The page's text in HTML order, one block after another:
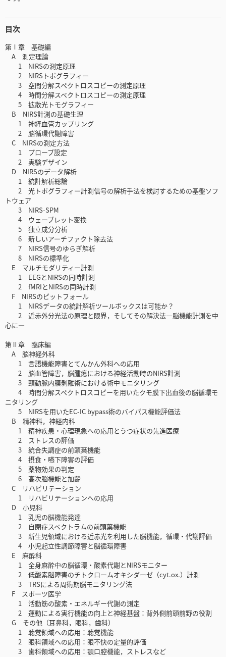
目次
第Ⅰ章 基礎編
A 測定理論
1 NIRSの測定原理
2 NIRSトポグラフィー
3 空間分解スペクトロスコピーの測定原理
4 時間分解スペクトロスコピーの測定原理
5 拡散光トモグラフィー
B NIRS計測の基礎生理
1 神経血管カップリング
2 脳循環代謝障害
C NIRSの測定方法
1 プローブ設定
2 実験デザイン
D NIRSのデータ解析
1 統計解析総論
2 光トポグラフィー計測信号の解析手法を検討するための基盤ソフ
トウェア
3 NIRS-SPM
4 ウェーブレット変換
5 独立成分分析
6 新しいアーチファクト除去法
7 NIRS信号のゆらぎ解析
8 NIRSの標準化
E マルチモダリティー計測
1 EEGとNIRSの同時計測
2 fMRIとNIRSの同時計測
F NIRSのピットフォール
1 NIRSデータの統計解析ツールボックスは可能か？
2 近赤外分光法の原理と限界，そしてその解決法―脳機能計測を中
心に―
第Ⅱ章 臨床編
A 脳神経外科
1 言語機能障害とてんかん外科への応用
2 脳血管障害，脳腫瘍における神経活動時のNIRS計測
3 頸動脈内膜剥離術における術中モニタリング
4 時間分解スペクトロスコピーを用いたクモ膜下出血後の脳循環モ
ニタリング
5 NIRSを用いたEC-IC bypass術のバイパス機能評価法
B 精神科，神経内科
1 精神疾患・心理現象への応用とうつ症状の先進医療
2 ストレスの評価
3 統合失調症の前頭葉機能
4 摂食・嚥下障害の評価
5 薬物効果の判定
6 高次脳機能と加齢
C リハビリテーション
1 リハビリテーションへの応用
D 小児科
1 乳児の脳機能発達
2 自閉症スペクトラムの前頭葉機能
3 新生児領域における近赤光を利用した脳機能，循環・代謝評価
4 小児起立性調節障害と脳循環障害
E 麻酔科
1 全身麻酔中の脳循環・酸素代謝とNIRSモニター
2 低酸素脳障害のチトクロームオキシダーゼ（cyt.ox.）計測
3 TRSによる周術期脳モニタリング法
F スポーツ医学
1 活動筋の酸素・エネルギー代謝の測定
2 運動による実行機能の向上と神経基盤：背外側前頭前野の役割
G その他（耳鼻科，眼科，歯科）
1 聴覚領域への応用：聴覚機能
2 眼科領域への応用：眼不快の定量的評価
3 歯科領域への応用：顎口腔機能，ストレスなど